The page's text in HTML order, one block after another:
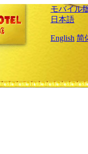
モバイル
日本語
English 简